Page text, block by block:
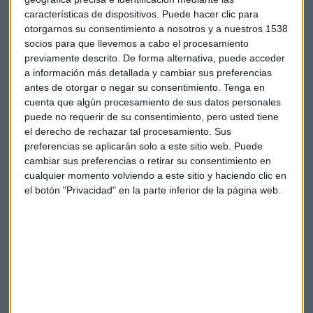
características de dispositivos. Puede hacer clic para
otorgarnos su consentimiento a nosotros y a nuestros 1538
socios para que llevemos a cabo el procesamiento
previamente descrito. De forma alternativa, puede acceder
a información más detallada y cambiar sus preferencias
antes de otorgar o negar su consentimiento. Tenga en
cuenta que algún procesamiento de sus datos personales
puede no requerir de su consentimiento, pero usted tiene
el derecho de rechazar tal procesamiento. Sus
preferencias se aplicarán solo a este sitio web. Puede
cambiar sus preferencias o retirar su consentimiento en
cualquier momento volviendo a este sitio y haciendo clic en
el botón "Privacidad" en la parte inferior de la página web.
que preserva su" tendencia de recuperación moderada¨.
Añadió también que las exportaciones y la producción
industrial siguen en recuperación.
Suscríbete a nuestros boletines
Te enviaremos las noticias más importantes del día